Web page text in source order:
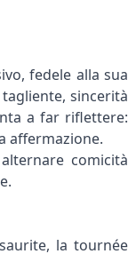
fedele alla sua
sincerità
a far riflettere:
affermazione.
comicità
la tournée